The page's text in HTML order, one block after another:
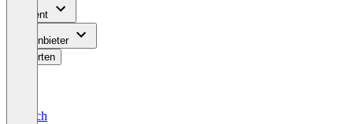
Content
Für Anbieter
Bewerten
Deutsch